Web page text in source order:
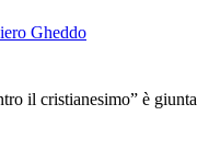
Gheddo
il cristianesimo” è giunta